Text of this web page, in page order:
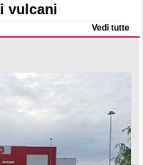
vulcani
Vedi tutte